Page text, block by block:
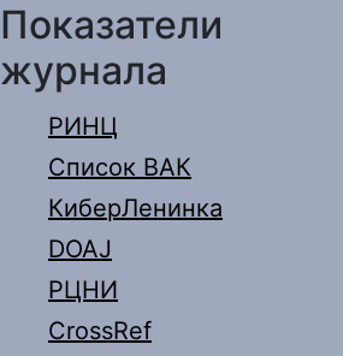
Показатели
журнала
РИНЦ
Список ВАК
КиберЛенинка
DOAJ
РЦНИ
CrossRef